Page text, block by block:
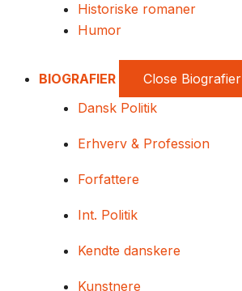
Historiske romaner
Humor
BIOGRAFIER Close Biografier
Dansk Politik
Erhverv & Profession
Forfattere
Int. Politik
Kendte danskere
Kunstnere